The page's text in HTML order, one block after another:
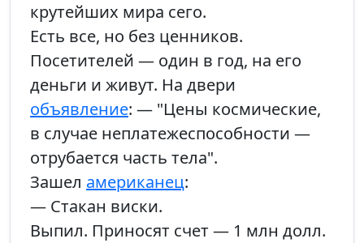
крутейших мира сего.
Есть все, но без ценников.
Посетителей — один в год, на его
деньги и живут. На двери
объявление: — "Цены космические,
в случае неплатежеспособности —
отрубается часть тела".
Зашел американец:
— Стакан виски.
Выпил. Приносят счет — 1 млн долл.